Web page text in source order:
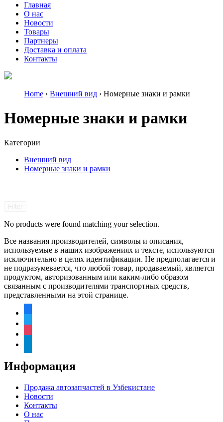
Главная
О нас
Новости
Товары
Партнеры
Доставка и оплата
Контакты
Home › Внешний вид › Номерные знаки и рамки
Номерные знаки и рамки
Категории
Внешний вид
Номерные знаки и рамки
No products were found matching your selection.
Все названия производителей, символы и описания,
используемые в наших изображениях и тексте, используются
исключительно в целях идентификации. Не предполагается и
не подразумевается, что любой товар, продаваемый, является
продуктом, авторизованным или каким-либо образом
связанным с производителями транспортных средств,
представленными на этой странице.
Информация
Продажа автозапчастей в Узбекистане
Новости
Контакты
О нас